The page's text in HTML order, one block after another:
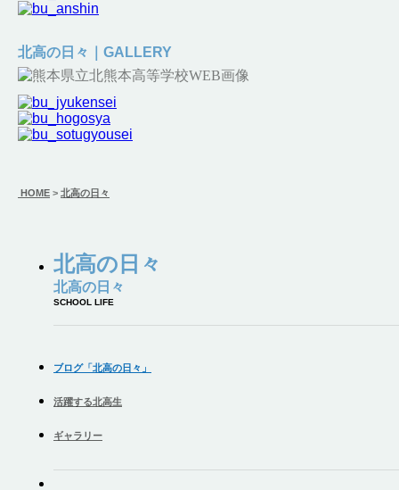
北高の日々｜GALLERY
HOME > 北高の日々
北高の日々
北高の日々
SCHOOL LIFE
ブログ「北高の日々」
活躍する北高生
ギャラリー